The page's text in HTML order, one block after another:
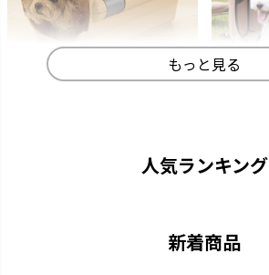
もっと見る
人気ランキング
新着商品